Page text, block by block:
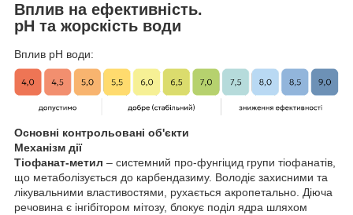
Вплив на ефективність.
pH та жорскість води
Вплив рH води:
Основні контрольовані об'єкти
Механізм дії
Тіофанат-метил – системний про-фунгіцид групи тіофанатів,
що метаболізується до карбендазиму. Володіє захисними та
лікувальними властивостями, рухається акропетально. Діюча
речовина є інгібітором мітозу, блокує поділ ядра шляхом